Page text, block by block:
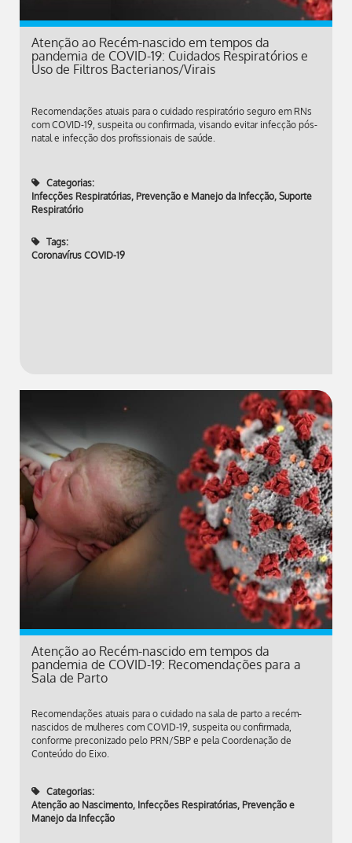
Atenção ao Recém-nascido em tempos da
pandemia de COVID-19: Cuidados Respiratórios e
Uso de Filtros Bacterianos/Virais
Recomendações atuais para o cuidado respiratório seguro em RNs
com COVID-19, suspeita ou confirmada, visando evitar infecção pós-
natal e infecção dos profissionais de saúde.
Categorias:
Infecções Respiratórias, Prevenção e Manejo da Infecção, Suporte
Respiratório
Tags:
Coronavírus COVID-19
Atenção ao Recém-nascido em tempos da
pandemia de COVID-19: Recomendações para a
Sala de Parto
Recomendações atuais para o cuidado na sala de parto a recém-
nascidos de mulheres com COVID-19, suspeita ou confirmada,
conforme preconizado pelo PRN/SBP e pela Coordenação de
Conteúdo do Eixo.
Categorias:
Atenção ao Nascimento, Infecções Respiratórias, Prevenção e
Manejo da Infecção